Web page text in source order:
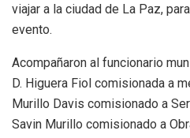
viajar a la ciudad de La Paz,
evento.
Acompañaron al funcionario
D. Higuera Fiol comisionada a
Murillo Davis comisionado a
Savin Murillo comisionado a